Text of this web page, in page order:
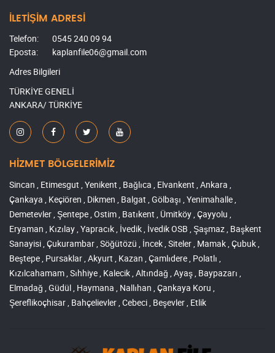
İLETİŞİM ADRESİ
Telefon:
0545 240 09 94
Eposta:
kaplanfile06@gmail.com
Adres Bilgileri
TÜRKİYE GENELİ
ANKARA/ TÜRKİYE
HİZMET BÖLGELERİMİZ
Sincan , Etimesgut , Yenikent , Bağlıca , Elvankent , Ankara ,
Çankaya , Keçiören , Dikmen , Balgat , Gölbaşı , Yenimahalle ,
Demetevler , Şentepe , Ostim , Batıkent , Ümitköy , Çayyolu ,
Eryaman , Kızılay , Yapracık , İvedik , İvedik OSB , Şaşmaz , Başkent
Sanayisi , Çukurambar , Söğütözü , İncek , Siteler , Mamak , Çubuk ,
Beştepe , Pursaklar , Akyurt , Kazan , Çamlıdere , Polatlı ,
Kızılcahamam , Sıhhiye , Kalecik , Altındağ , Ayaş , Baypazarı ,
Elmadağ , Güdül , Haymana , Nallıhan , Çankaya Koru ,
Şereflikoçhisar , Bahçelievler , Cebeci , Beşevler , Etlik